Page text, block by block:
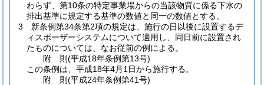
わらず、第10条の特定事業場からの当該物質に係る下水の
排出基準に規定する基準の数値と同一の数値とする。
3
新条例第34条第2項の規定は、施行の日以後に設置するデ
ィスポーザーシステムについて適用し、同日前に設置され
たものについては、なお従前の例による。
附 則(平成18年条例第13号)
この条例は、平成18年4月1日から施行する。
附 則(平成24年条例第41号)